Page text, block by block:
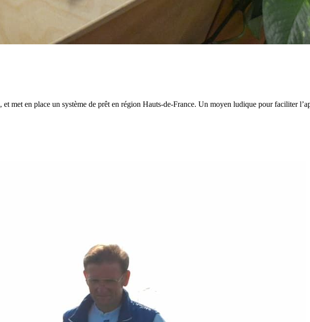
, et met en place un système de prêt en région Hauts-de-France. Un moyen ludique pour faciliter